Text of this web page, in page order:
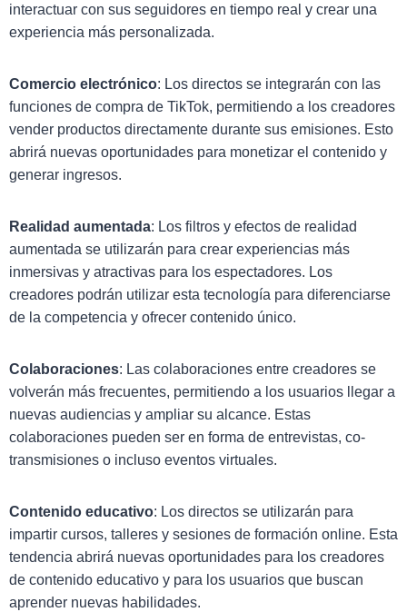
interactuar con sus seguidores en tiempo real y crear una
experiencia más personalizada.
Comercio electrónico: Los directos se integrarán con las
funciones de compra de TikTok, permitiendo a los creadores
vender productos directamente durante sus emisiones. Esto
abrirá nuevas oportunidades para monetizar el contenido y
generar ingresos.
Realidad aumentada: Los filtros y efectos de realidad
aumentada se utilizarán para crear experiencias más
inmersivas y atractivas para los espectadores. Los
creadores podrán utilizar esta tecnología para diferenciarse
de la competencia y ofrecer contenido único.
Colaboraciones: Las colaboraciones entre creadores se
volverán más frecuentes, permitiendo a los usuarios llegar a
nuevas audiencias y ampliar su alcance. Estas
colaboraciones pueden ser en forma de entrevistas, co-
transmisiones o incluso eventos virtuales.
Contenido educativo: Los directos se utilizarán para
impartir cursos, talleres y sesiones de formación online. Esta
tendencia abrirá nuevas oportunidades para los creadores
de contenido educativo y para los usuarios que buscan
aprender nuevas habilidades.